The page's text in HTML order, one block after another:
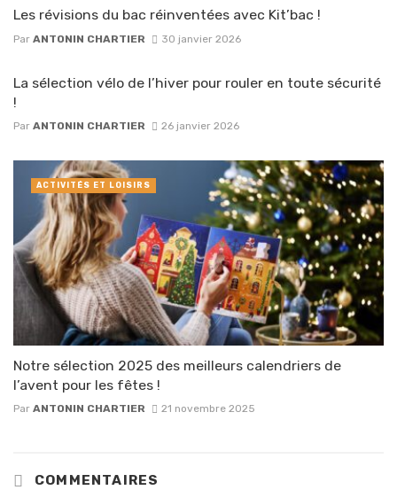
Les révisions du bac réinventées avec Kit’bac !
Par ANTONIN CHARTIER 30 janvier 2026
La sélection vélo de l’hiver pour rouler en toute sécurité
!
Par ANTONIN CHARTIER 26 janvier 2026
Notre sélection 2025 des meilleurs calendriers de
l’avent pour les fêtes !
Par ANTONIN CHARTIER 21 novembre 2025
ACTIVITÉS ET LOISIRS
COMMENTAIRES